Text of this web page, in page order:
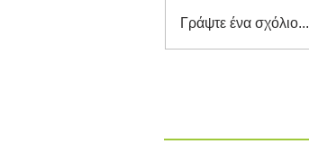
Γράψτε ένα σχόλιο...